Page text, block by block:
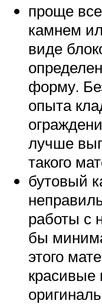
проще
камнем
виде
форму.
опыта
лучше
такого
бутовый
работы с
бы
этого
красивые